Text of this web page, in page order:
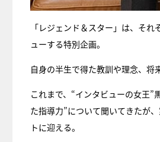
「レジェンド＆スター」は、そ
ューする特別企画。
自身の半生で得た教訓や理念、将
これまで、“インタビューの女王
た指導力”について聞いてきたが
トに迎える。